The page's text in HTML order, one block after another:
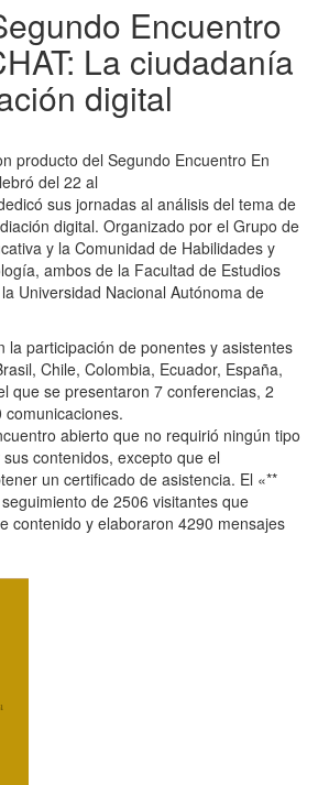
Encuentro
La ciudadanía
digital
producto del Segundo Encuentro En
del 22 al
sus jornadas al análisis del tema de
digital. Organizado por el Grupo de
y la Comunidad de Habilidades y
ambos de la Facultad de Estudios
Universidad Nacional Autónoma de
la participación de ponentes y asistentes
Chile, Colombia, Ecuador, España,
que se presentaron 7 conferencias, 2
abierto que no requirió ningún tipo
contenidos, excepto que el
un certificado de asistencia. El «**
de 2506 visitantes que
contenido y elaboraron 4290 mensajes